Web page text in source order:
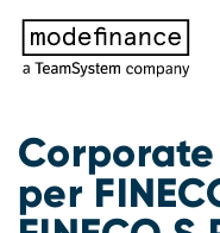
per
Agenzia di Rating
MORE
Fintech
Chi siamo